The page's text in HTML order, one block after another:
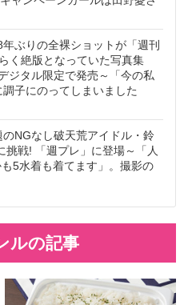
ぶりの全裸ショットが「週刊
く絶版となっていた写真集
ジタル限定で発売～「今の私
子にのってしまいました
NGなし破天荒アイドル・鈴
挑戦! 「週プレ」に登場～「人
5水着も着てます」。撮影の
ルの記事